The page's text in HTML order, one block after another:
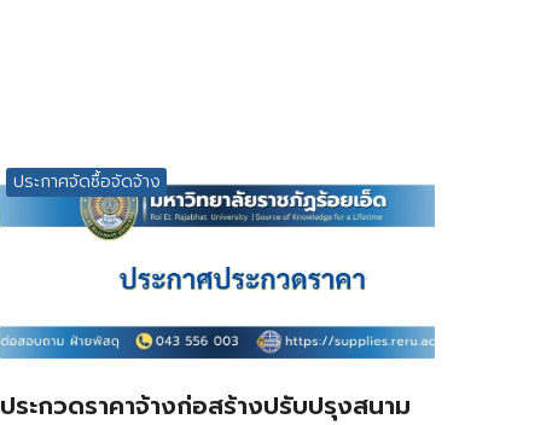
ประกาศจัดซื้อจัดจ้าง
ประกวดราคาจ้างก่อสร้างปรับปรุงสนาม